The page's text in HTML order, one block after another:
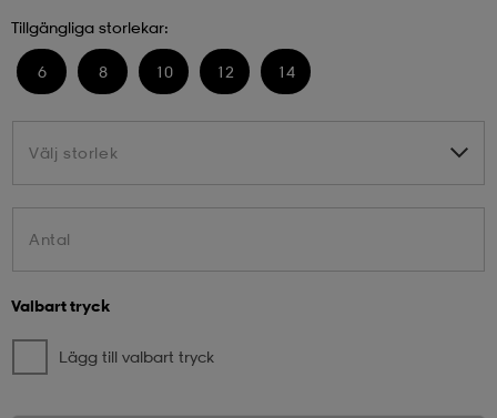
Tillgängliga storlekar:
6 8 10 12 14
Välj storlek
Välj storlek
Antal
Valbart tryck
Lägg till valbart tryck